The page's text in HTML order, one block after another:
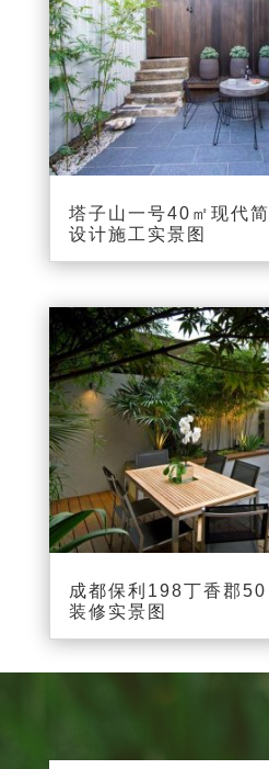
塔子山一号40㎡现代
设计施工实景图
成都保利198丁香郡
装修实景图